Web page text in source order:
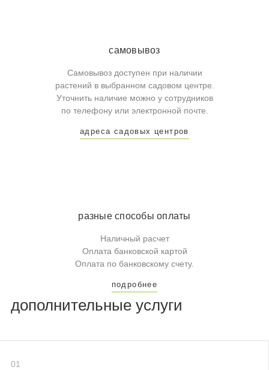
самовывоз
Самовывоз доступен при наличии
растений в выбранном садовом центре.
Уточнить наличие можно у сотрудников
по телефону или электронной почте.
адреса садовых центров
разные способы оплаты
Наличный расчет
Оплата банковской картой
Оплата по банковскому счету.
подробнее
дополнительные услуги
01